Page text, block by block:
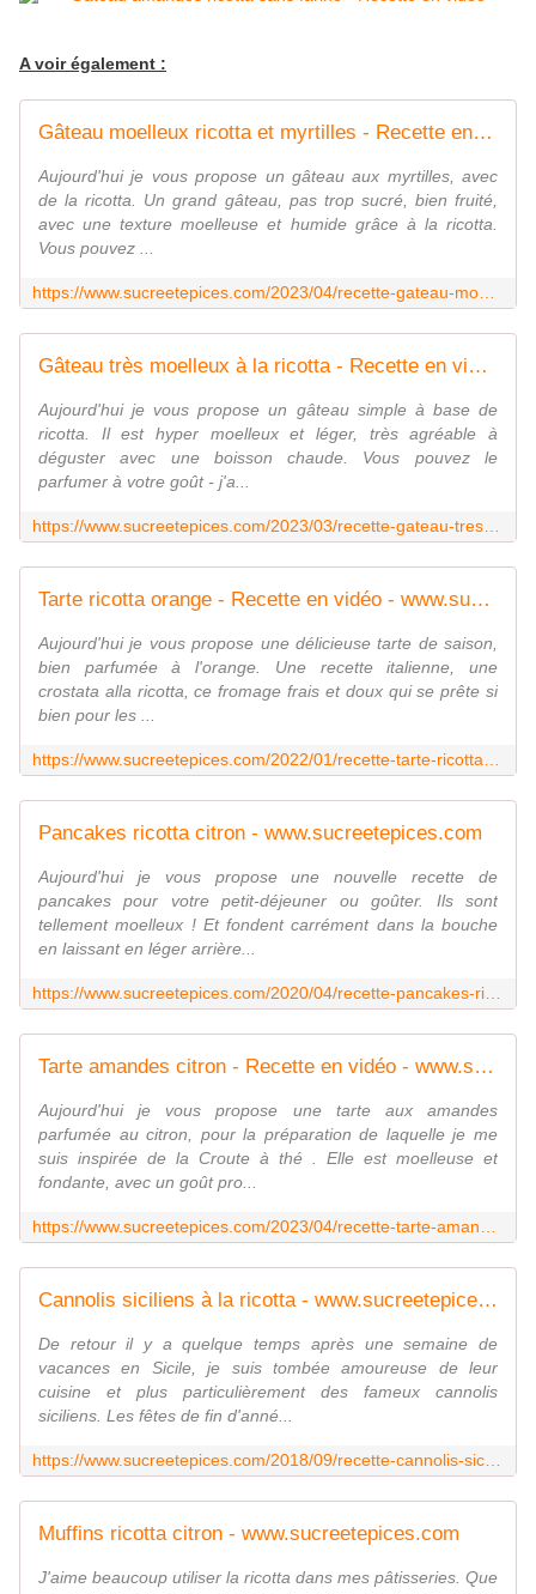
A voir également :
Gâteau moelleux ricotta et myrtilles - Recette en vidéo - www.sucreetepices.com
Aujourd'hui je vous propose un gâteau aux myrtilles, avec
de la ricotta. Un grand gâteau, pas trop sucré, bien fruité,
avec une texture moelleuse et humide grâce à la ricotta.
Vous pouvez ...
Gâteau très moelleux à la ricotta - Recette en vidéo - www.sucreetepices.com
Aujourd'hui je vous propose un gâteau simple à base de
ricotta. Il est hyper moelleux et léger, très agréable à
déguster avec une boisson chaude. Vous pouvez le
parfumer à votre goût - j'a...
Tarte ricotta orange - Recette en vidéo - www.sucreetepices.com
Aujourd'hui je vous propose une délicieuse tarte de saison,
bien parfumée à l'orange. Une recette italienne, une
crostata alla ricotta, ce fromage frais et doux qui se prête si
bien pour les ...
Pancakes ricotta citron - www.sucreetepices.com
Aujourd'hui je vous propose une nouvelle recette de
pancakes pour votre petit-déjeuner ou goûter. Ils sont
tellement moelleux ! Et fondent carrément dans la bouche
en laissant en léger arrière...
Tarte amandes citron - Recette en vidéo - www.sucreetepices.com
Aujourd'hui je vous propose une tarte aux amandes
parfumée au citron, pour la préparation de laquelle je me
suis inspirée de la Croute à thé . Elle est moelleuse et
fondante, avec un goût pro...
Cannolis siciliens à la ricotta - www.sucreetepices.com
De retour il y a quelque temps après une semaine de
vacances en Sicile, je suis tombée amoureuse de leur
cuisine et plus particulièrement des fameux cannolis
siciliens. Les fêtes de fin d'anné...
Muffins ricotta citron - www.sucreetepices.com
J'aime beaucoup utiliser la ricotta dans mes pâtisseries. Que